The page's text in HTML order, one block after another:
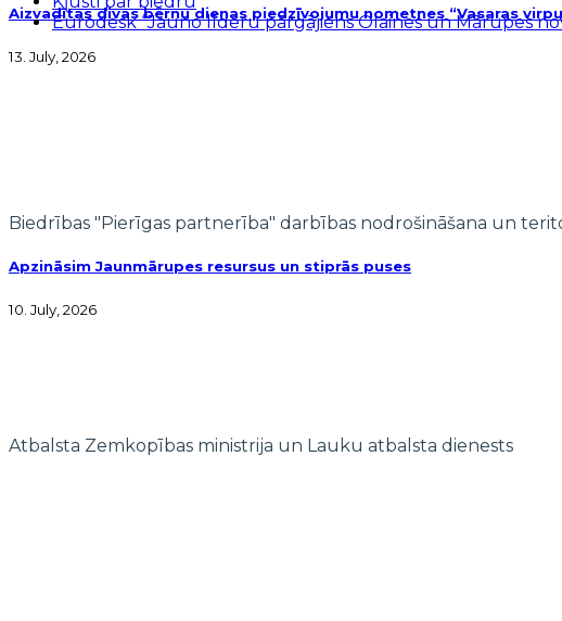
Aizvadītas divas bērnu dienas piedzīvojumu nometnes “Vasaras
13. July, 2026
Apzināsim Jaunmārupes resursus un stiprās puses
10. July, 2026
Eurodesk “Jauno līderu pārgājiens Olaines un Mārupes
Biedrības "Pierīgas partnerība" darbības nodrošināšana un
Atbalsta Zemkopības ministrija un Lauku atbalsta dienests